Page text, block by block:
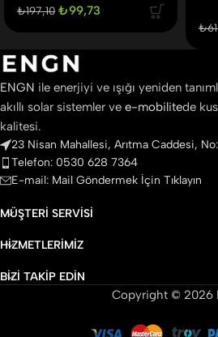
₺197,10 ₺99,73
₺
ENGN ile enerjiyi ve ışığı yeniden
akıllı solar sistemler ve e-mobilitede
kalitesi.
23 Nisan Mahallesi, Arıtma Caddesi,
Telefon: 0530 628 7364
E-mail: Mail Göndermek İçin Tıklayın
MÜŞTERI SERVISI
HIZMETLERIMIZ
BIZI TAKIP EDIN
Copyright © 2026